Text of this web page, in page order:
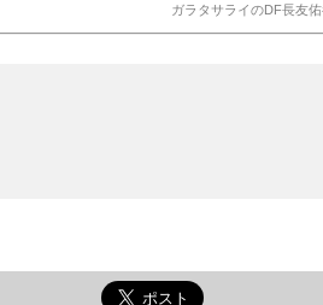
ガラタサライのDF長友